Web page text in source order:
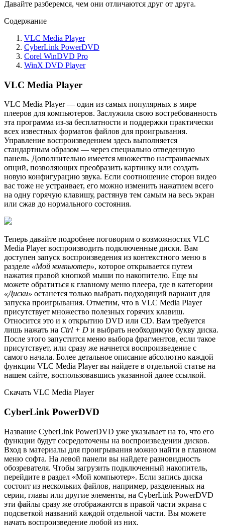
Давайте разберемся, чем они отличаются друг от друга.
Содержание
VLC Media Player
CyberLink PowerDVD
Corel WinDVD Pro
WinX DVD Player
VLC Media Player
VLC Media Player — один из самых популярных в мире
плееров для компьютеров. Заслужила свою востребованность
эта программа из-за бесплатности и поддержки практически
всех известных форматов файлов для проигрывания.
Управление воспроизведением здесь выполняется
стандартным образом — через специально отведенную
панель. Дополнительно имеется множество настраиваемых
опций, позволяющих преобразить картинку или создать
новую конфигурацию звука. Если соотношение сторон видео
вас тоже не устраивает, его можно изменить нажатием всего
на одну горячую клавишу, растянув тем самым на весь экран
или сжав до нормального состояния.
Теперь давайте подробнее поговорим о возможностях VLC
Media Player воспроизводить подключенные диски. Вам
доступен запуск воспроизведения из контекстного меню в
разделе «Мой компьютер», которое открывается путем
нажатия правой кнопкой мыши по накопителю. Еще вы
можете обратиться к главному меню плеера, где в категории
«Диски» останется только выбрать подходящий вариант для
запуска проигрывания. Отметим, что в VLC Media Player
присутствует множество полезных горячих клавиш.
Относится это и к открытию DVD или CD. Вам требуется
лишь нажать на Ctrl + D и выбрать необходимую букву диска.
После этого запустится меню выбора фрагментов, если такое
присутствует, или сразу же начнется воспроизведение с
самого начала. Более детальное описание абсолютно каждой
функции VLC Media Player вы найдете в отдельной статье на
нашем сайте, воспользовавшись указанной далее ссылкой.
Скачать VLC Media Player
CyberLink PowerDVD
Название CyberLink PowerDVD уже указывает на то, что его
функции будут сосредоточены на воспроизведении дисков.
Вход в материалы для проигрывания можно найти в главном
меню софта. На левой панели вы найдете разновидность
обозревателя. Чтобы загрузить подключенный накопитель,
перейдите в раздел «Мой компьютер». Если запись диска
состоит из нескольких файлов, например, разделенных на
серии, главы или другие элементы, на CyberLink PowerDVD
эти файлы сразу же отображаются в правой части экрана с
подсветкой названий каждой отдельной части. Вы можете
начать воспроизведение любой из них.